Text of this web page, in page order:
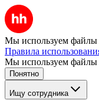
Мы используем файлы
Правила
Мы используем файлы
Понятно
Ищу сотрудника